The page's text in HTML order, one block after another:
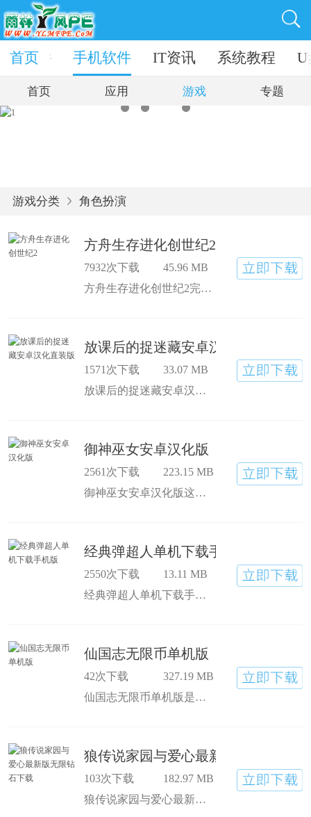
脑软件 手机软件 IT资讯 系统教程 U
首页
首页 应用 游戏 专题
游戏分类 角色扮演
方舟生存进化创世纪2
7932次下载
45.96 MB
方舟生存进化创世纪2完结篇是一款有趣的飞行生存手机游戏。方舟生存进化创世纪2游戏将给我们带来一个新的生存情节哦，这个游戏不同的探索之旅，控制你的角色冒险，在方舟中开始新的冒险
放课后的捉迷藏安卓汉化直装版
1571次下载
33.07 MB
放课后的捉迷藏安卓汉化直装版一款非常好玩的角色扮演互动类型的游戏，放课后的捉迷藏冷狐版下载游戏采用的是像素的风格，在这里体验捉迷藏的乐趣，可以感受到真实的场景，游戏又有很多的元素，还有道具可以去使用。对这款游戏喜欢的玩家们不妨来试试看吧。
御神巫女安卓汉化版
2561次下载
223.15 MB
御神巫女安卓汉化版这个游戏中采用的是卡通画面的风格，游戏中的操作还是比较轻松简单的，上手非常快，御神巫女安卓汉化版安卓版游戏里面的画面都是很精致的，玩家们可以去看到各种各样的cg，喜欢的玩家们可以来直接点击下载安装!
经典弹超人单机下载手机版
2550次下载
13.11 MB
经典弹超人单机下载手机版是一款非常好玩有意思的怀旧无敌版单机炸弹游戏，在经典弹超人安卓版下载中，你可以收集更多的装备来强化自己，在经典弹超人单机版可以感受到很不错的童年回忆，玩家在游戏中被困在一个小迷宫里，让你感受到乐趣无穷。感兴趣的小伙伴快来下载吧。
仙国志无限币单机版
42次下载
327.19 MB
仙国志无限币单机版是一款角色扮演类手游，仙国志无限金币版2024最新版以经典的像素风格为主，三国时代的背景故事再配上回合制的战斗，让玩家们感受最初的街机游戏体验，玩家可以招募喜欢的三国名将，过五关斩六将！欢迎大家的下载游玩，希望都能够玩得开心。
狼传说家园与爱心最新版无限钻石下
103次下载
182.97 MB
狼传说家园与爱心最新版无限钻石下载是一款角色扮演类手游，狼传说家园与爱心作弊菜单中文版真实模拟了狼群生活的作息，还有很多细节的刻画都会展现出来，捍卫自己的领土、保护好幼崽、呼唤族人等内容，都是游戏的亮点！